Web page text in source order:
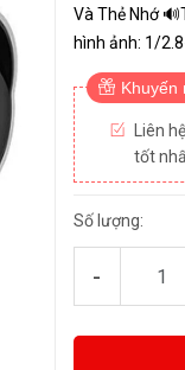
Và Thẻ Nhớ
hình ảnh: 1/
Megapixel.
quan sá...
Khuyến
Liên
tốt
Số lượng:
-